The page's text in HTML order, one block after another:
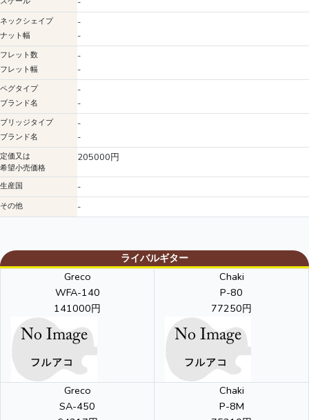
ネックシェイプ
ナット幅
-
-
フレット数
フレット幅
-
-
ペグタイプ
ブランド名
-
-
ブリッジタイプ
ブランド名
-
-
定価又は
希望小売価格
205000円
生産国 -
その他 -
ライバルギター
Greco
WFA-140
141000円
Chaki
P-80
77250円
Greco
SA-450
Chaki
P-8M